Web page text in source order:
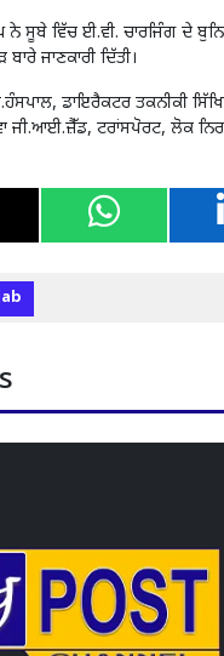
ਨੇ ਸੂਬੇ ਵਿੱਚ ਈ.ਵੀ. ਚਾਰਜਿੰਗ ਦੇ
ਜਾਣਕਾਰੀ ਦਿੱਤੀ।
ਡਾਇਰੈਕਟਰ ਤਕਨੀਕੀ
ਜੀ.ਆਈ.ਜ਼ੈੱਡ, ਟਰਾਂਸਪੋਰਟ, ਲੋਕ